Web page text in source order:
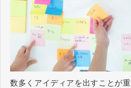
数多くアイディアを出すことが